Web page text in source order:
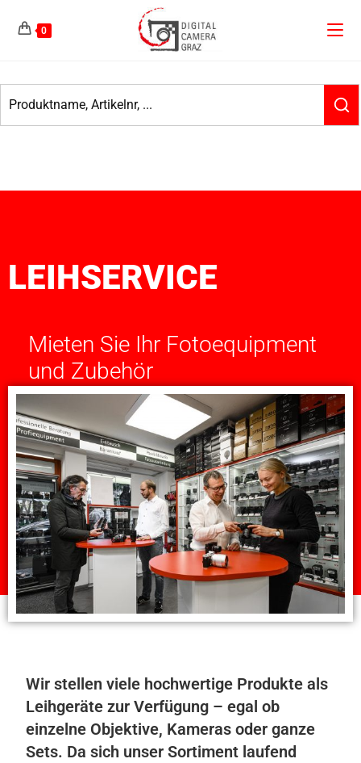
0
LEIHSERVICE
Mieten Sie Ihr Fotoequipment
und Zubehör
Wir stellen viele hochwertige Produkte als
Leihgeräte zur Verfügung – egal ob
einzelne Objektive, Kameras oder ganze
Sets. Da sich unser Sortiment laufend